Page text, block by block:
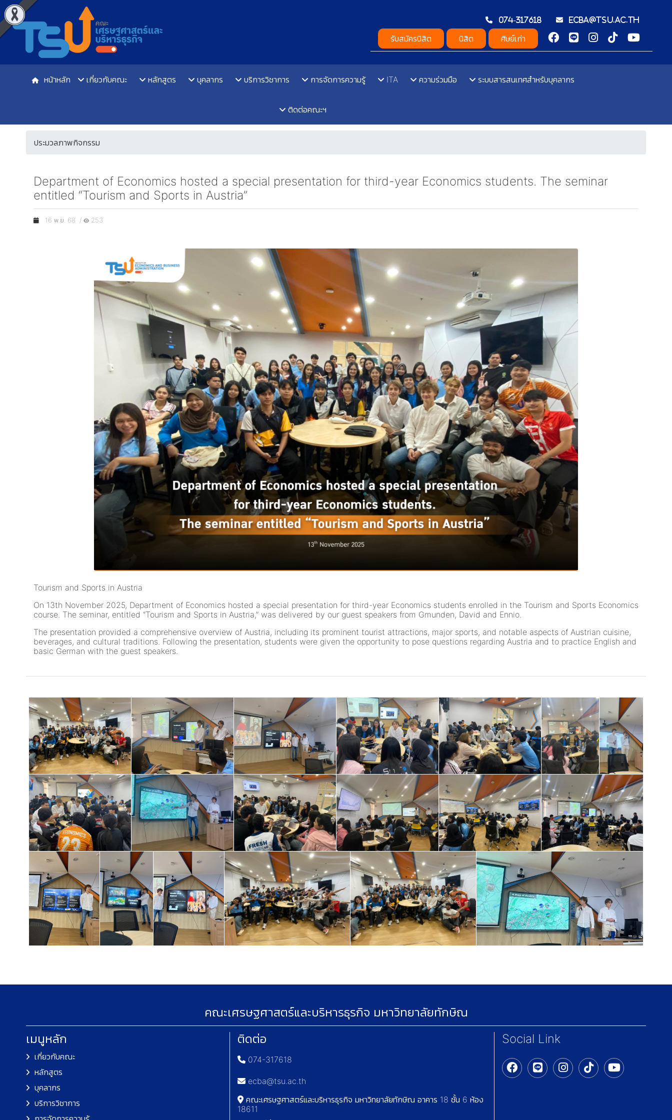
074-317618 ecba@tsu.ac.th
รับสมัครนิสิต นิสิต ศิษย์เก่า
หน้าหลัก เกี่ยวกับคณะ หลักสูตร บุคลากร บริการวิชาการ การจัดการความรู้ ITA ความร่วมมือ ระบบสารสนเทศสำหรับบุคลากร
ติดต่อคณะฯ
ประมวลภาพกิจกรรม
Department of Economics hosted a special presentation for third-year Economics students. The seminar
entitled “Tourism and Sports in Austria”
16 พ.ย. 68 / 253
Tourism and Sports in Austria
On 13th November 2025, Department of Economics hosted a special presentation for third-year Economics students enrolled in the Tourism and Sports Economics
course. The seminar, entitled “Tourism and Sports in Austria,” was delivered by our guest speakers from Gmunden, David and Ennio.
The presentation provided a comprehensive overview of Austria, including its prominent tourist attractions, major sports, and notable aspects of Austrian cuisine,
beverages, and cultural traditions. Following the presentation, students were given the opportunity to pose questions regarding Austria and to practice English and
basic German with the guest speakers.
คณะเศรษฐศาสตร์และบริหารธุรกิจ มหาวิทยาลัยทักษิณ
เมนูหลัก
เกี่ยวกับคณะ
หลักสูตร
บุคลากร
บริการวิชาการ
ติดต่อ
074-317618
ecba@tsu.ac.th
คณะเศรษฐศาสตร์และบริหารธุรกิจ มหาวิทยาลัยทักษิณ อาคาร 18 ชั้น 6 ห้อง
18611
Social Link